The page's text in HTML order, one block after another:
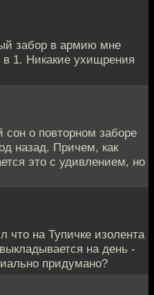
забор в армию мне
1. Никакие ухищрения
о повторном заборе
назад. Причем, как
это с удивлением, но
на Тупичке изолента
на день -
придумано?